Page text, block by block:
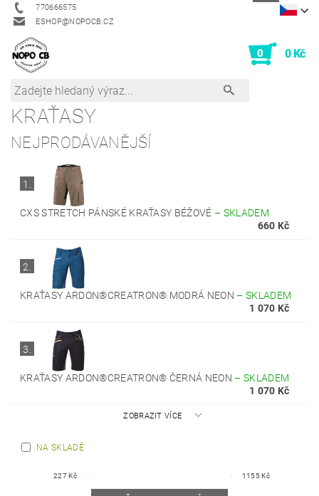
770666575
ESHOP@NOPOCB.CZ
0 0 Kč
KRAŤASY
NEJPRODÁVANĚJŠÍ
1.
CXS STRETCH PÁNSKÉ KRAŤASY BÉŽOVÉ – SKLADEM
660 Kč
2.
KRAŤASY ARDON®CREATRON® MODRÁ NEON – SKLADEM
1 070 Kč
3.
KRAŤASY ARDON®CREATRON® ČERNÁ NEON – SKLADEM
1 070 Kč
ZOBRAZIT VÍCE
NA SKLADĚ
227Kč 1155Kč